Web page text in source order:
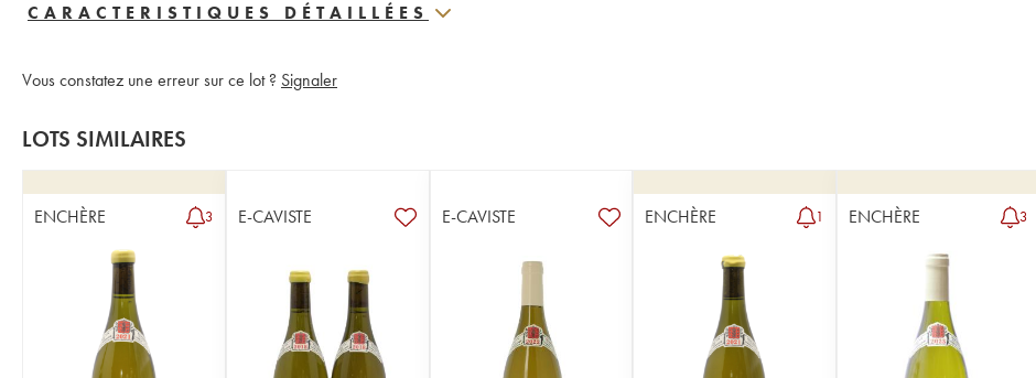
CARACTERISTIQUES DÉTAILLÉES
Vous constatez une erreur sur ce lot ? Signaler
LOTS SIMILAIRES
ENCHÈRE 3 E-CAVISTE E-CAVISTE ENCHÈRE 1 ENCHÈRE 3